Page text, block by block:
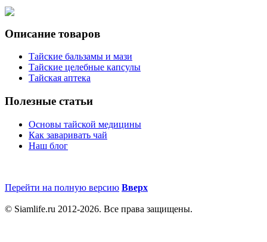
Описание товаров
Тайские бальзамы и мази
Тайские целебные капсулы
Тайская аптека
Полезные статьи
Основы тайской медицины
Как заваривать чай
Наш блог
Перейти на полную версию Вверх
© Siamlife.ru 2012-2026. Все права защищены.